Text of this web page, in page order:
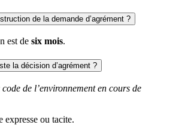
de la demande d’agrément ?
est de six mois.
la décision d’agrément ?
de l’environnement en cours de
expresse ou tacite.